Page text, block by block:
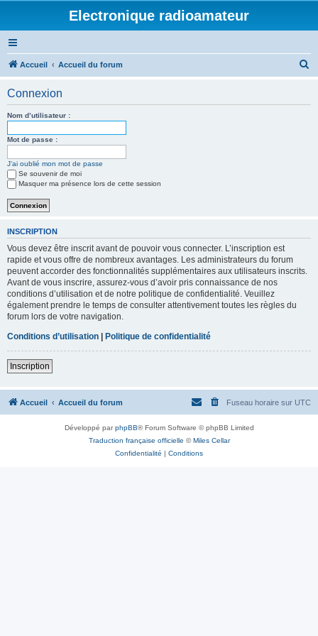
Electronique radioamateur
Accueil Accueil du forum
Connexion
Nom d’utilisateur :
Mot de passe :
J’ai oublié mon mot de passe
Se souvenir de moi
Masquer ma présence lors de cette session
INSCRIPTION
Vous devez être inscrit avant de pouvoir vous connecter. L’inscription est
rapide et vous offre de nombreux avantages. Les administrateurs du forum
peuvent accorder des fonctionnalités supplémentaires aux utilisateurs inscrits.
Avant de vous inscrire, assurez-vous d’avoir pris connaissance de nos
conditions d’utilisation et de notre politique de confidentialité. Veuillez
également prendre le temps de consulter attentivement toutes les règles du
forum lors de votre navigation.
Conditions d’utilisation | Politique de confidentialité
Inscription
Accueil Accueil du forum Fuseau horaire sur UTC
Développé parphpBB® Forum Software © phpBB Limited
Traduction française officielle ©Miles Cellar
Confidentialité | Conditions